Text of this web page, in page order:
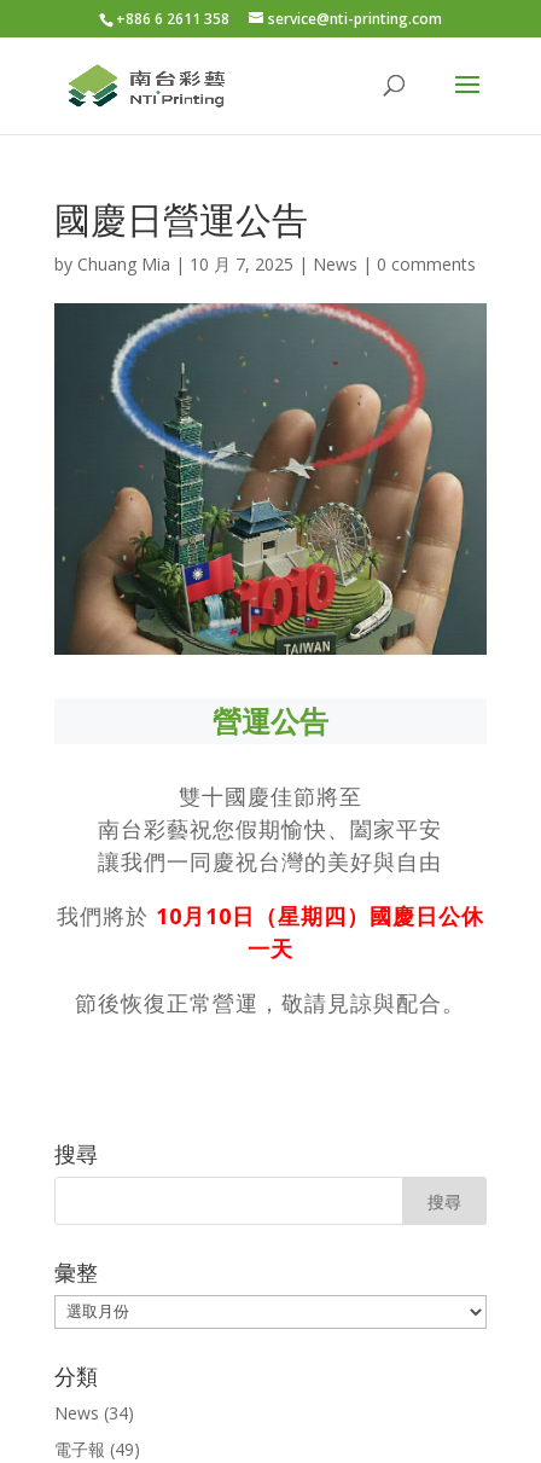
+886 6 2611 358 service@nti-printing.com
國慶日營運公告
by Chuang Mia | 10 月 7, 2025 | News | 0 comments
營運公告
雙十國慶佳節將至
南台彩藝祝您假期愉快、闔家平安
讓我們一同慶祝台灣的美好與自由
我們將於 10月10日（星期四）國慶日公休
一天
節後恢復正常營運，敬請見諒與配合。
搜尋
彙整
彙
整
分類
News (34)
電子報 (49)